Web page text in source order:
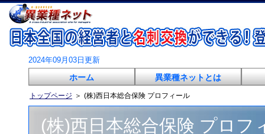
2024年09月03日更新
ホーム 異業種ネットとは
トップページ ＞ (株)西日本総合保険 プロフィール
(株)西日本総合保険 プロフ